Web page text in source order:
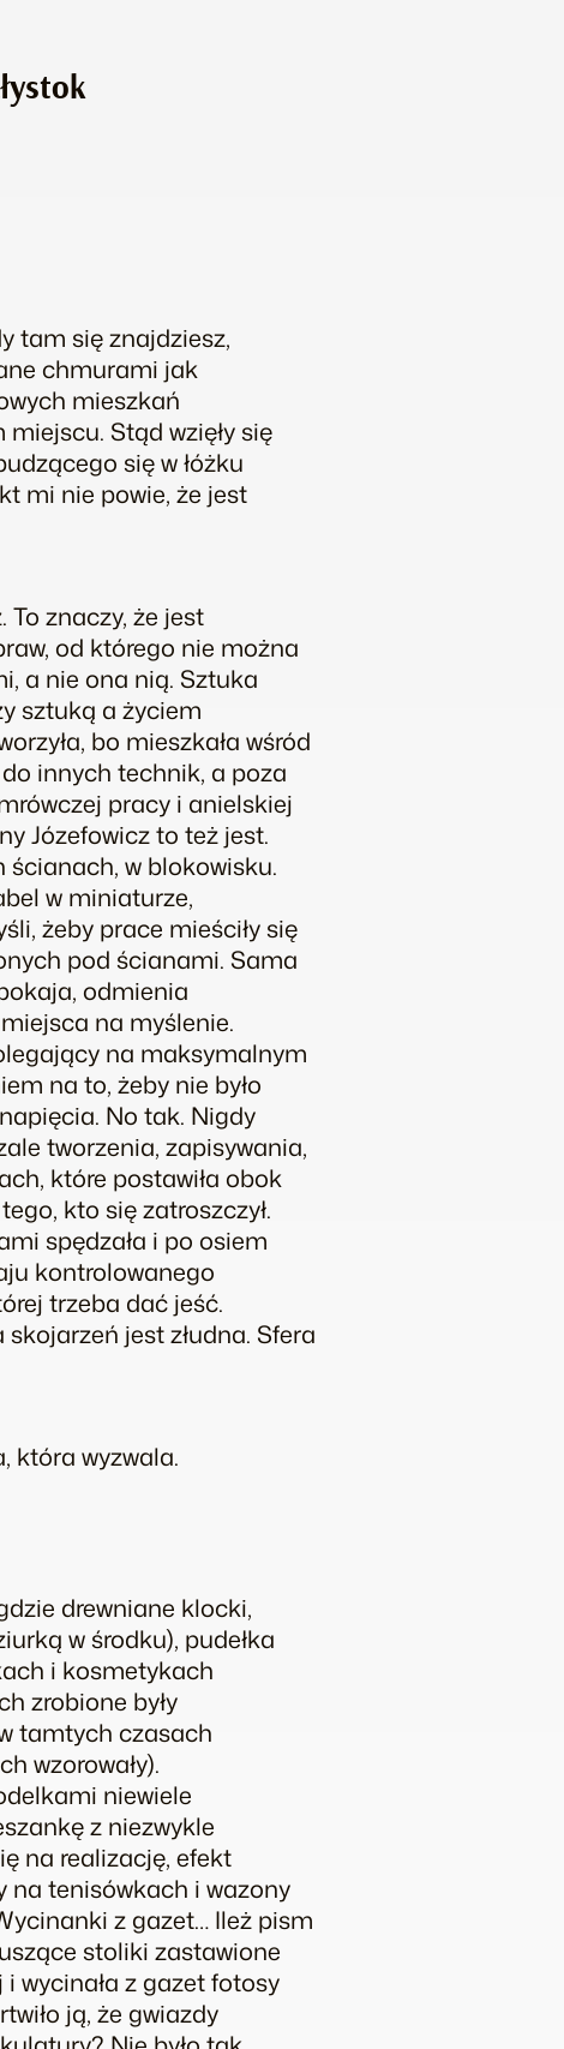
tam się znajdziesz,
chmurami jak
mieszkań
Stąd wzięły się
się w łóżku
mi nie powie, że jest
znaczy, że jest
od którego nie można
a nie ona nią. Sztuka
sztuką a życiem
bo mieszkała wśród
innych technik, a poza
pracy i anielskiej
Józefowicz to też jest.
w blokowisku.
w miniaturze,
żeby prace mieściły się
pod ścianami. Sama
odmienia
na myślenie.
na maksymalnym
na to, żeby nie było
No tak. Nigdy
tworzenia, zapisywania,
które postawiła obok
kto się zatroszczył.
spędzała i po osiem
kontrolowanego
trzeba dać jeść.
jest złudna. Sfera
która wyzwala.
drewniane klocki,
w środku), pudełka
i kosmetykach
zrobione były
tamtych czasach
wzorowały).
niewiele
z niezwykle
na realizację, efekt
na tenisówkach i wazony
z gazet… Ileż pism
stoliki zastawione
wycinała z gazet fotosy
ją, że gwiazdy